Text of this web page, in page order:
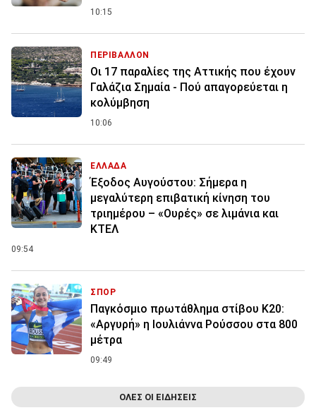
10:15
ΠΕΡΙΒΑΛΛΟΝ
Οι 17 παραλίες της Αττικής που έχουν
Γαλάζια Σημαία - Πού απαγορεύεται η
κολύμβηση
10:06
ΕΛΛΑΔΑ
Έξοδος Αυγούστου: Σήμερα η
μεγαλύτερη επιβατική κίνηση του
τριημέρου – «Ουρές» σε λιμάνια και
ΚΤΕΛ
09:54
ΣΠΟΡ
Παγκόσμιο πρωτάθλημα στίβου Κ20:
«Αργυρή» η Ιουλιάννα Ρούσσου στα 800
μέτρα
09:49
ΟΛΕΣ ΟΙ ΕΙΔΗΣΕΙΣ